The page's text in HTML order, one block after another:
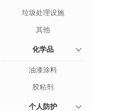
垃圾处理设施
其他
化学品
油漆涂料
胶粘剂
个人防护